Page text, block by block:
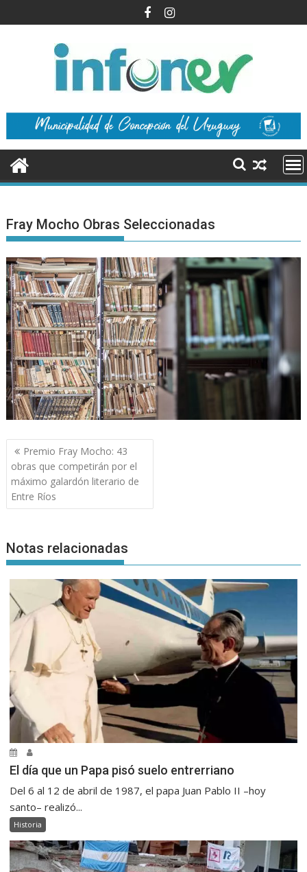
al
Fray Mocho Obras Seleccionadas
Navegación
de
entradas
Premio Fray Mocho: 43
obras que competirán por el
máximo galardón literario de
Entre Ríos
Notas relacionadas
El día que un Papa pisó suelo entrerriano
Del 6 al 12 de abril de 1987, el papa Juan Pablo II –hoy
santo– realizó...
Historia